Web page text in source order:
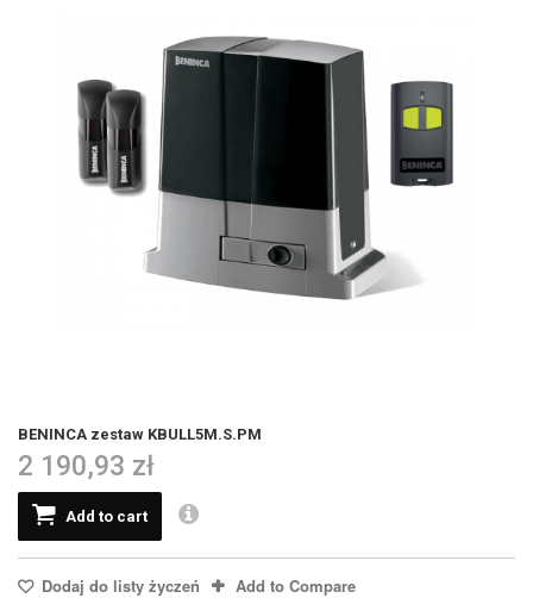
BENINCA zestaw KBULL5M.S.PM
2 190,93 zł
Add to cart
Dodaj do listy życzeń Add to Compare